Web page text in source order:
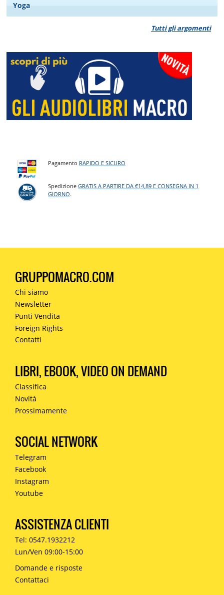
Yoga
Tutti gli argomenti
Pagamento RAPIDO E SICURO
SpedizioneGRATIS A PARTIRE DA €14,89 E CONSEGNA IN 1
GIORNO.
GRUPPOMACRO.COM
Chi siamo
Newsletter
Punti Vendita
Foreign Rights
Contatti
LIBRI, EBOOK, VIDEO ON DEMAND
Classifica
Novità
Prossimamente
SOCIAL NETWORK
Telegram
Facebook
Instagram
Youtube
ASSISTENZA CLIENTI
Tel: 0547.1932212
Lun/Ven 09:00-15:00
Domande e risposte
Contattaci